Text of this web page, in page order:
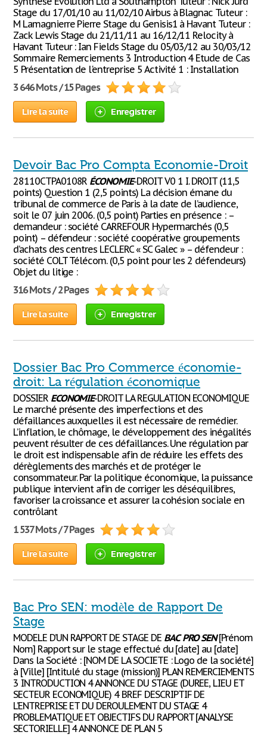
Stage du 17/01/10 au 11/02/10 Airbus à Blagnac Tuteur :
M Lamagnierre Pierre Stage du Genisis1 à Havant Tuteur :
Zack Lewis Stage du 21/11/11 au 16/12/11 Relocity à
Havant Tuteur : Ian Fields Stage du 05/03/12 au 30/03/12
Sommaire Remerciements 3 Introduction 4 Etude de Cas
5 Présentation de l'entreprise 5 Activité 1 : Installation
3 646 Mots / 15 Pages
Lire la suite Enregistrer
Devoir Bac Pro Compta Economie-Droit
28110CTPA0108R ÉCONOMIE-DROIT V0 1 I. DROIT (11,5
points) Question 1 (2,5 points) La décision émane du
tribunal de commerce de Paris à la date de l’audience,
soit le 07 juin 2006. (0,5 point) Parties en présence : –
demandeur : société CARREFOUR Hypermarchés (0,5
point) – défendeur : société coopérative groupements
d’achats des centres LECLERC « SC Galec » – défendeur :
société COLT Télécom. (0,5 point pour les 2 défendeurs)
Objet du litige :
316 Mots / 2 Pages
Lire la suite Enregistrer
Dossier Bac Pro Commerce économie-
droit: La régulation économique
DOSSIER ECONOMIE-DROIT LA REGULATION ECONOMIQUE
Le marché présente des imperfections et des
défaillances auxquelles il est nécessaire de remédier.
L’inflation, le chômage, le développement des inégalités
peuvent résulter de ces défaillances. Une régulation par
le droit est indispensable afin de réduire les effets des
dérèglements des marchés et de protéger le
consommateur. Par la politique économique, la puissance
publique intervient afin de corriger les déséquilibres,
favoriser la croissance et assurer la cohésion sociale en
contrôlant
1 537 Mots / 7 Pages
Lire la suite Enregistrer
Bac Pro SEN: modèle de Rapport De
Stage
MODELE D’UN RAPPORT DE STAGE DE BAC PROSEN[Prénom
Nom] Rapport sur le stage effectué du [date] au [date]
Dans la Société : [NOM DE LA SOCIETE : Logo de la société]
à [Ville] [Intitulé du stage (mission)] PLAN REMERCIEMENTS
3 INTRODUCTION 4 ANNONCE DU STAGE (DUREE, LIEU ET
SECTEUR ECONOMIQUE) 4 BREF DESCRIPTIF DE
L’ENTREPRISE ET DU DEROULEMENT DU STAGE 4
PROBLEMATIQUE ET OBJECTIFS DU RAPPORT [ANALYSE
SECTORIELLE] 4 ANNONCE DE PLAN 5